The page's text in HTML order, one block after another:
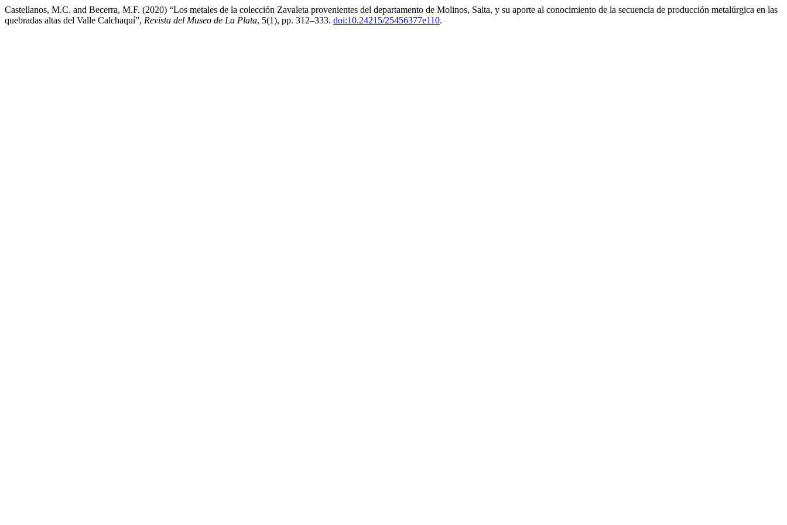
Castellanos, M.C. and Becerra, M.F. (2020) “Los metales de la colección Zavaleta provenientes del departamento de Molinos, Salta, y su aporte al conocimiento de la secuencia de producción metalúrgica en las
quebradas altas del Valle Calchaquí”, Revista del Museo de La Plata, 5(1), pp. 312–333. doi:10.24215/25456377e110.